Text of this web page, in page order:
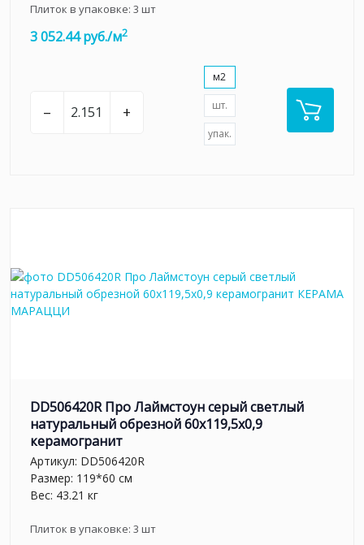
Плиток в упаковке: 3 шт
3 052.44 руб./м2
– +
м2
шт.
упак.
DD506420R Про Лаймстоун серый светлый
натуральный обрезной 60x119,5x0,9
керамогранит
Артикул: DD506420R
Размер: 119*60 см
Вес: 43.21 кг
Плиток в упаковке: 3 шт